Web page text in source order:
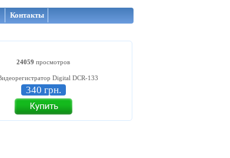
Контакты
24059 просмотров
340 грн.